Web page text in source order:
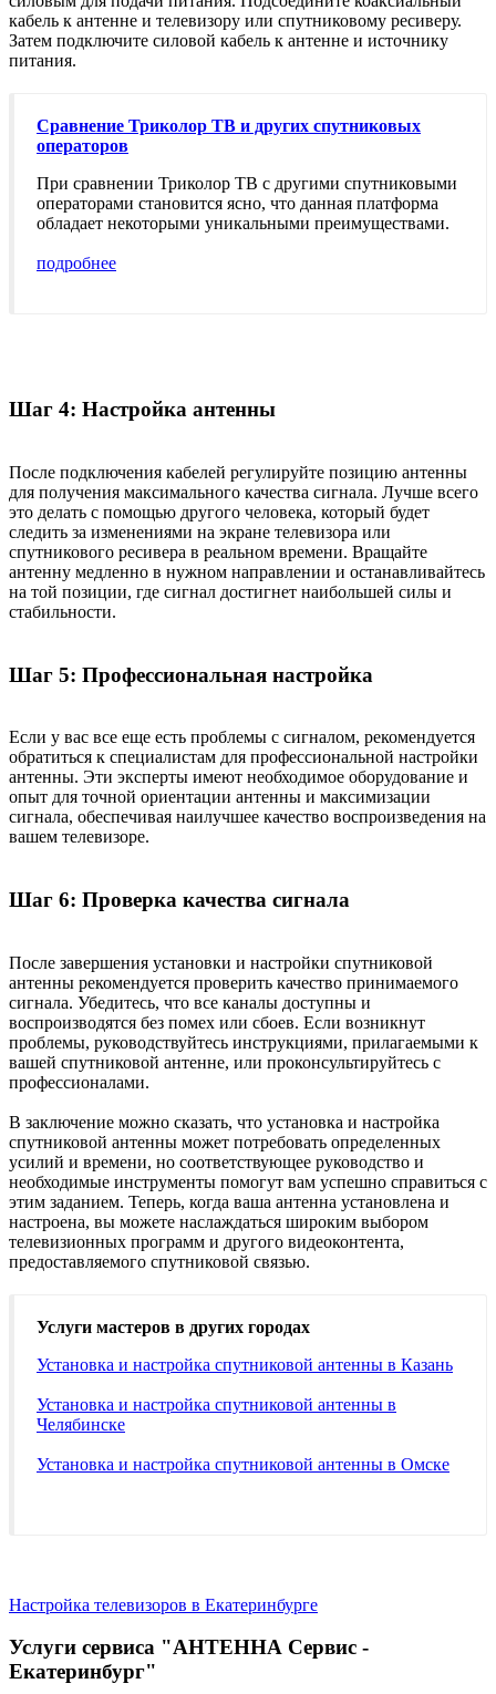
кабель к антенне и телевизору или спутниковому ресиверу.
Затем подключите силовой кабель к антенне и источнику
питания.
Сравнение Триколор ТВ и других спутниковых
операторов
При сравнении Триколор ТВ с другими спутниковыми
операторами становится ясно, что данная платформа
обладает некоторыми уникальными преимуществами.
подробнее
Шаг 4: Настройка антенны
После подключения кабелей регулируйте позицию антенны
для получения максимального качества сигнала. Лучше всего
это делать с помощью другого человека, который будет
следить за изменениями на экране телевизора или
спутникового ресивера в реальном времени. Вращайте
антенну медленно в нужном направлении и останавливайтесь
на той позиции, где сигнал достигнет наибольшей силы и
стабильности.
Шаг 5: Профессиональная настройка
Если у вас все еще есть проблемы с сигналом, рекомендуется
обратиться к специалистам для профессиональной настройки
антенны. Эти эксперты имеют необходимое оборудование и
опыт для точной ориентации антенны и максимизации
сигнала, обеспечивая наилучшее качество воспроизведения на
вашем телевизоре.
Шаг 6: Проверка качества сигнала
После завершения установки и настройки спутниковой
антенны рекомендуется проверить качество принимаемого
сигнала. Убедитесь, что все каналы доступны и
воспроизводятся без помех или сбоев. Если возникнут
проблемы, руководствуйтесь инструкциями, прилагаемыми к
вашей спутниковой антенне, или проконсультируйтесь с
профессионалами.
В заключение можно сказать, что установка и настройка
спутниковой антенны может потребовать определенных
усилий и времени, но соответствующее руководство и
необходимые инструменты помогут вам успешно справиться с
этим заданием. Теперь, когда ваша антенна установлена и
настроена, вы можете наслаждаться широким выбором
телевизионных программ и другого видеоконтента,
предоставляемого спутниковой связью.
Услуги мастеров в других городах
Установка и настройка спутниковой антенны в Казань
Установка и настройка спутниковой антенны в
Челябинске
Установка и настройка спутниковой антенны в Омске
Настройка телевизоров в Екатеринбурге
Услуги сервиса "АНТЕННА Сервис -
Екатеринбург"